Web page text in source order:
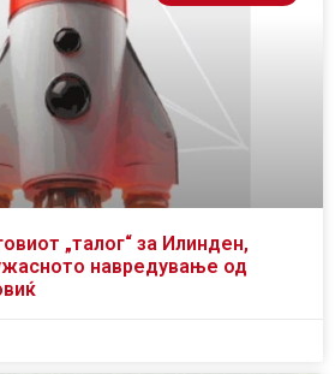
„талог“ за Илинден,
навредување од